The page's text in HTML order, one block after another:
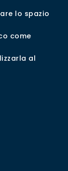
lo spazio
come
al